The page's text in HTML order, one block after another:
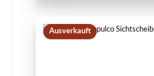
Ausverkauft